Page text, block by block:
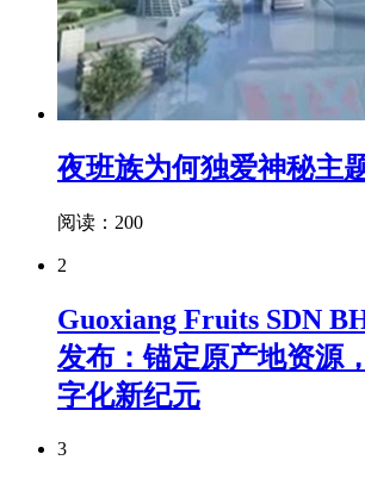
夜班族为何独爱神秘主
阅读：200
2
Guoxiang Fruits SDN
发布：锚定原产地资源
字化新纪元
3